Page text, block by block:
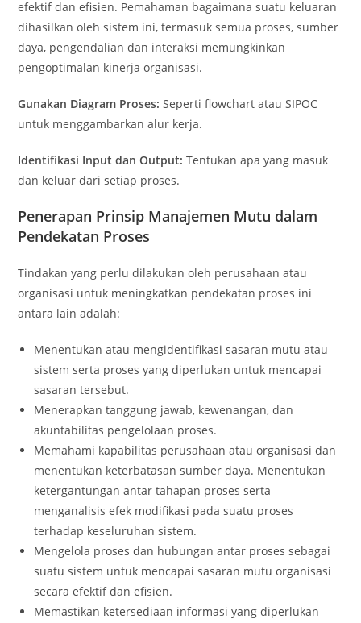
efektif dan efisien. Pemahaman bagaimana suatu keluaran
dihasilkan oleh sistem ini, termasuk semua proses, sumber
daya, pengendalian dan interaksi memungkinkan
pengoptimalan kinerja organisasi.
Gunakan Diagram Proses: Seperti flowchart atau SIPOC
untuk menggambarkan alur kerja.
Identifikasi Input dan Output: Tentukan apa yang masuk
dan keluar dari setiap proses.
Penerapan Prinsip Manajemen Mutu dalam
Pendekatan Proses
Tindakan yang perlu dilakukan oleh perusahaan atau
organisasi untuk meningkatkan pendekatan proses ini
antara lain adalah:
Menentukan atau mengidentifikasi sasaran mutu atau
sistem serta proses yang diperlukan untuk mencapai
sasaran tersebut.
Menerapkan tanggung jawab, kewenangan, dan
akuntabilitas pengelolaan proses.
Memahami kapabilitas perusahaan atau organisasi dan
menentukan keterbatasan sumber daya. Menentukan
ketergantungan antar tahapan proses serta
menganalisis efek modifikasi pada suatu proses
terhadap keseluruhan sistem.
Mengelola proses dan hubungan antar proses sebagai
suatu sistem untuk mencapai sasaran mutu organisasi
secara efektif dan efisien.
Memastikan ketersediaan informasi yang diperlukan